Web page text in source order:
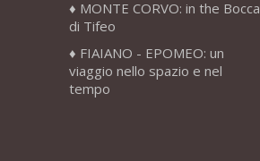
MONTE CORVO: in the Bocca
di Tifeo
FIAIANO - EPOMEO: un
viaggio nello spazio e nel
tempo